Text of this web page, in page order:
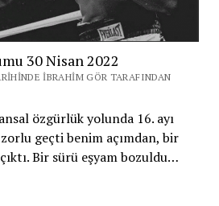
30 Nisan 2022
İBRAHIM GÖR TARAFINDAN
özgürlük yolunda 16. ayı
geçti benim açımdan, bir
Bir sürü eşyam bozuldu…